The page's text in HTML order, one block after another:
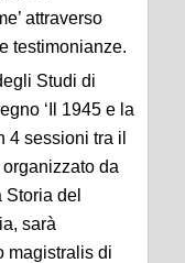
attraverso
testimonianze.
Studi di
‘Il 1945 e la
4 sessioni tra il
da
Storia del
sarà
magistralis di